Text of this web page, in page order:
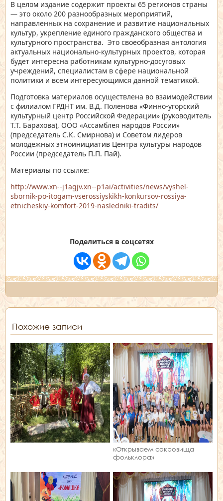
В целом издание содержит проекты 65 регионов страны
— это около 200 разнообразных мероприятий,
направленных на сохранение и развитие национальных
культур, укрепление единого гражданского общества и
культурного пространства. Это своеобразная антология
актуальных национально-культурных проектов, которая
будет интересна работникам культурно-досуговых
учреждений, специалистам в сфере национальной
политики и всем интересующимся данной тематикой.
Подготовка материалов осуществлена во взаимодействии
с филиалом ГРДНТ им. В.Д. Поленова «Финно-угорский
культурный центр Российской Федерации» (руководитель
Т.Т. Барахова), ООО «Ассамблея народов России»
(председатель С.К. Смирнова) и Советом лидеров
молодежных этноинициатив Центра культуры народов
России (председатель П.П. Пай).
Материалы по ссылке:
http://www.xn--j1agjv.xn--p1ai/activities/news/vyshel-
sbornik-po-itogam-vserossiyskikh-konkursov-rossiya-
etnicheskiy-komfort-2019-nasledniki-tradits/
Поделиться в соцсетях
Похожие записи
«Открываем сокровища
фольклора»